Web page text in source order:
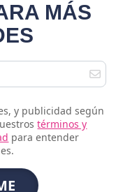
MÁS
y publicidad según
términos y
para entender